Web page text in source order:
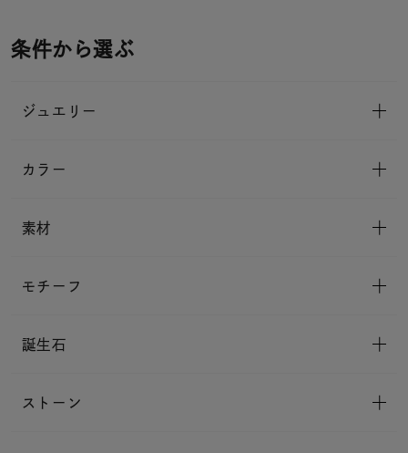
条件から選ぶ
ジュエリー
カラー
素材
モチーフ
誕生石
ストーン